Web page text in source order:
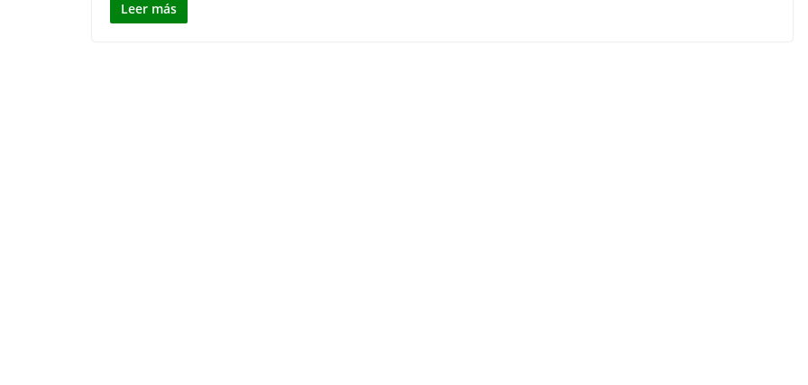
Leer más